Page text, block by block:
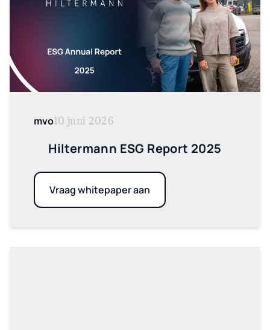
mvo10 juni 2026
Hiltermann ESG Report 2025
Vraag whitepaper aan